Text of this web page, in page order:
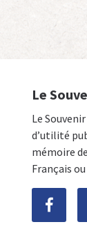
Le
Le
d’utilité
mémoire
Français